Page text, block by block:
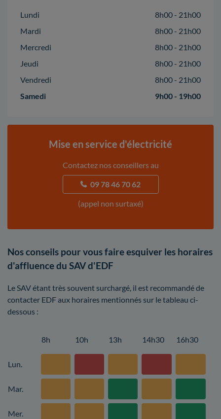
Lundi
8h00 - 21h00
Mardi
8h00 - 21h00
Mercredi
8h00 - 21h00
Jeudi
8h00 - 21h00
Vendredi
8h00 - 21h00
Samedi
9h00 - 19h00
Mise en service d'électricité
Contactez nos conseillers au
09 78 46 70 62
(appel non surtaxé)
Nos conseils pour vous faire esquiver les horaires
d'affluence du SAV d'EDF
Le SAV étant très souvent surchargé, il est recommandé de
contacter EDF aux horaires mentionnés sur le tableau ci-
dessous :
8h 10h 13h 14h30 16h30
Lun.
Mar.
Mer.